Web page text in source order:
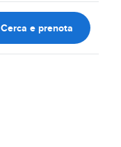
Cerca e prenota